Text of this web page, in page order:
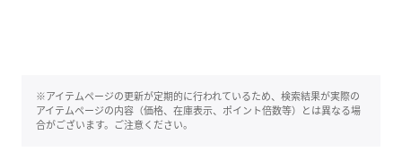
※アイテムページの更新が定期的に行われているため、検索結果が実際の
アイテムページの内容（価格、在庫表示、ポイント倍数等）とは異なる場
合がございます。ご注意ください。